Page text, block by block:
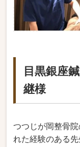
目黒銀座
継様
つつじが岡整骨
れた経験のある